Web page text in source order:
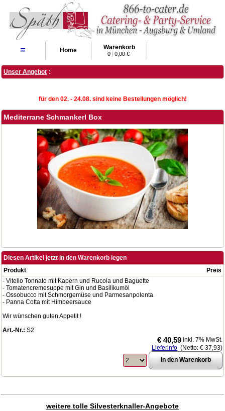
≡ Home Warenkorb
0 | 0,00 €
Unser Angebot :
für den 02. - 24.08. sind keine Bestellungen möglich!
Mediterrane Schmankerl Box
Diesen Artikel jetzt in den Warenkorb legen
Produkt
Preis
- Vitello Tonnato mit Kapern und Rucola und Baguette
- Tomatencremesuppe mit Gin und Basilikumöl
- Ossobucco mit Schmorgemüse und Parmesanpolenta
- Panna Cotta mit Himbeersauce
Wir wünschen guten Appetit !
Art.-Nr.: S2
€ 40,59 inkl. 7% MwSt.
Lieferinfo (Netto: € 37,93)
weitere tolle Silvesterknaller-Angebote